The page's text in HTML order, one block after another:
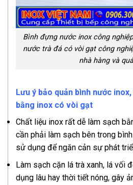
Bình đựng nước inox công
nước trà đá có vòi gạt công
nhà hàng và
Lưu ý bảo quản bình nước
bằng inox có vòi gạt
Chất liệu inox rất dễ làm sạch
cần phải làm sạch bên trong
sử dụng để ngăn cản sự phát
Làm sạch cặn lá trà xanh, lá vối
dụng lâu hay thời tiết nóng, gây